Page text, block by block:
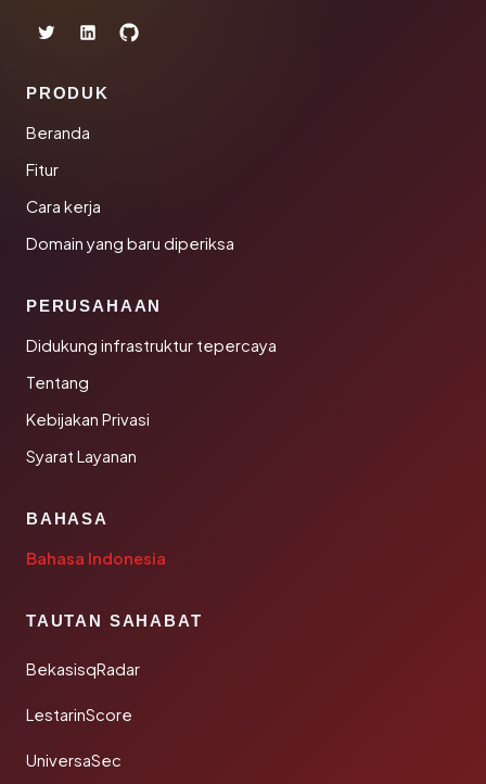
PRODUK
Beranda
Fitur
Cara kerja
Domain yang baru diperiksa
PERUSAHAAN
Didukung infrastruktur tepercaya
Tentang
Kebijakan Privasi
Syarat Layanan
BAHASA
Bahasa Indonesia
TAUTAN SAHABAT
BekasisqRadar
LestarinScore
UniversaSec